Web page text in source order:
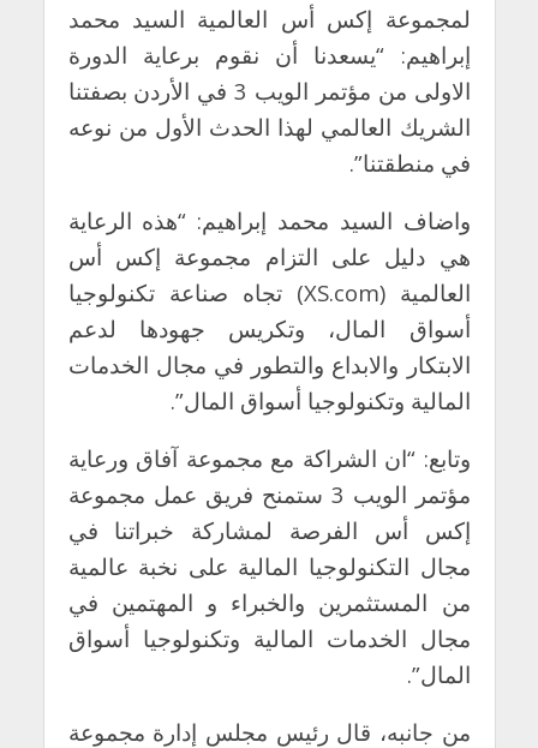
لمجموعة إكس أس العالمية السيد محمد
إبراهيم: “يسعدنا أن نقوم برعاية الدورة
الاولى من مؤتمر الويب 3 في الأردن بصفتنا
الشريك العالمي لهذا الحدث الأول من نوعه
في منطقتنا”.
واضاف السيد محمد إبراهيم: “هذه الرعاية
هي دليل على التزام مجموعة إكس أس
العالمية (XS.com) تجاه صناعة تكنولوجيا
أسواق المال، وتكريس جهودها لدعم
الابتكار والابداع والتطور في مجال الخدمات
المالية وتكنولوجيا أسواق المال”.
وتابع: “ان الشراكة مع مجموعة آفاق ورعاية
مؤتمر الويب 3 ستمنح فريق عمل مجموعة
إكس أس الفرصة لمشاركة خبراتنا في
مجال التكنولوجيا المالية على نخبة عالمية
من المستثمرين والخبراء و المهتمين في
مجال الخدمات المالية وتكنولوجيا أسواق
المال”.
من جانبه، قال رئيس مجلس إدارة مجموعة